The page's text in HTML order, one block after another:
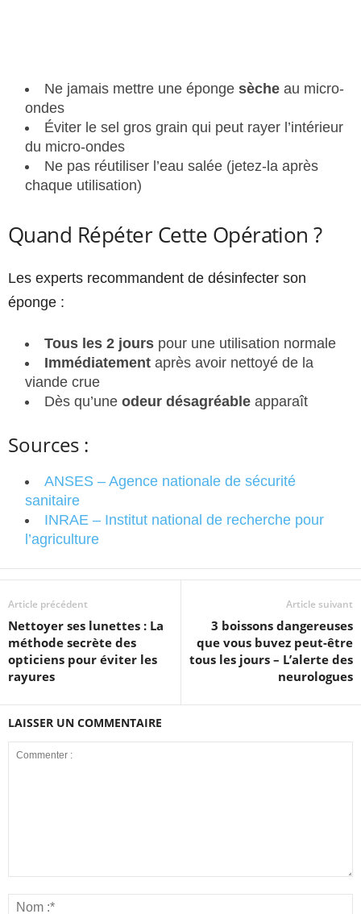
Ne jamais mettre une éponge sèche au micro-
ondes
Éviter le sel gros grain qui peut rayer l’intérieur
du micro-ondes
Ne pas réutiliser l’eau salée (jetez-la après
chaque utilisation)
Quand Répéter Cette Opération ?
Les experts recommandent de désinfecter son
éponge :
Tous les 2 jours pour une utilisation normale
Immédiatement après avoir nettoyé de la
viande crue
Dès qu’une odeur désagréable apparaît
Sources :
ANSES – Agence nationale de sécurité
sanitaire
INRAE – Institut national de recherche pour
l’agriculture
Article précédent
Nettoyer ses lunettes : La
méthode secrète des
opticiens pour éviter les
rayures
Article suivant
3 boissons dangereuses
que vous buvez peut-être
tous les jours – L’alerte des
neurologues
LAISSER UN COMMENTAIRE